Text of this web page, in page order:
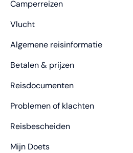
Camperreizen
Vlucht
Algemene reisinformatie
Betalen & prijzen
Reisdocumenten
Problemen of klachten
Reisbescheiden
Mijn Doets